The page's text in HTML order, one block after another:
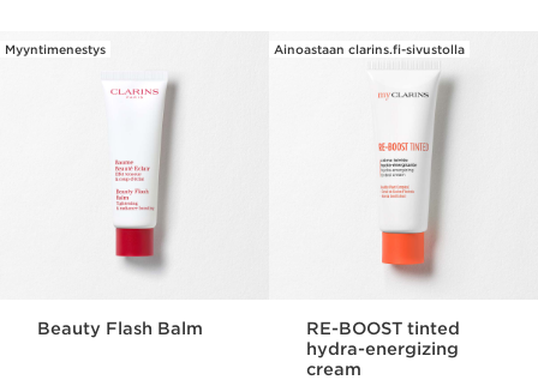
SIIRRY SISÄLTÖÖN
Myyntimenestys
Beauty Flash Balm
Ainoastaan clarins.fi-sivustolla
RE-BOOST tinted
hydra-energizing
cream